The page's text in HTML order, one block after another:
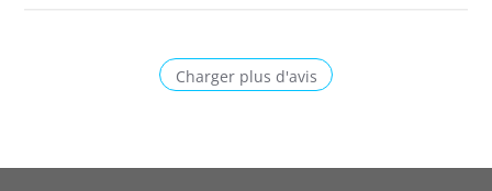
Charger plus d'avis